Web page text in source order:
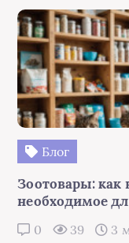
Блог
Зоотовары: как
необходимое
0 39 3